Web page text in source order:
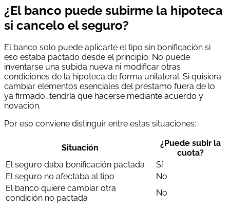
¿El banco puede subirme la hipoteca
si cancelo el seguro?
El banco solo puede aplicarte el tipo sin bonificación si
eso estaba pactado desde el principio. No puede
inventarse una subida nueva ni modificar otras
condiciones de la hipoteca de forma unilateral. Si quisiera
cambiar elementos esenciales del préstamo fuera de lo
ya firmado, tendría que hacerse mediante acuerdo y
novación.
Por eso conviene distinguir entre estas situaciones:
Situación
¿Puede subir la
cuota?
El seguro daba bonificación pactada
Sí
El seguro no afectaba al tipo
No
El banco quiere cambiar otra
condición no pactada
No